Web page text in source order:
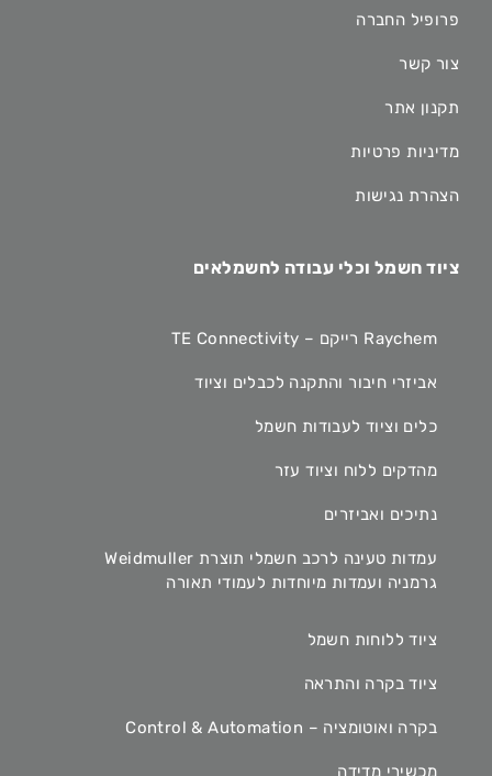
פרופיל החברה
צור קשר
תקנון אתר
מדיניות פרטיות
הצהרת נגישות
ציוד חשמל וכלי עבודה לחשמלאים
Raychem רייקם – TE Connectivity
אביזרי חיבור והתקנה לכבלים וציוד
כלים וציוד לעבודות חשמל
מהדקים ללוח וציוד עזר
נתיכים ואביזרים
עמדות טעינה לרכב חשמלי תוצרת Weidmuller
גרמניה ועמדות מיוחדות לעמודי תאורה
ציוד ללוחות חשמל
ציוד בקרה והתראה
בקרה ואוטומציה – Control & Automation
מכשירי מדידה